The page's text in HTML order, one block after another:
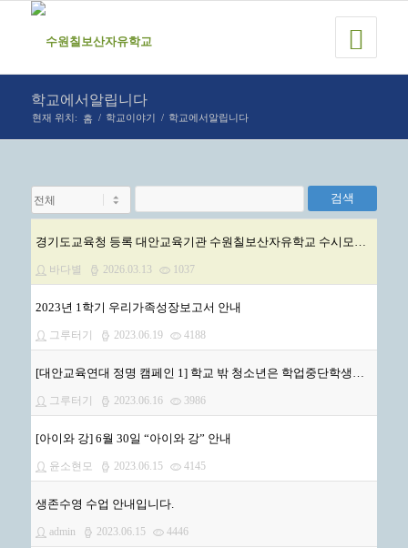
학교에서알립니다
현재 위치: 홈 / 학교이야기 / 학교에서알립니다
검색
경기도교육청 등록 대안교육기관 수원칠보산자유학교 수시모집 안내.
바다별 2026.03.13 1037
2023년 1학기 우리가족성장보고서 안내
그루터기 2023.06.19 4188
[대안교육연대 정명 캠페인 1] 학교 밖 청소년은 학업중단학생이 아니다!
그루터기 2023.06.16 3986
[아이와 강] 6월 30일 “아이와 강” 안내
윤소현모 2023.06.15 4145
생존수영 수업 안내입니다.
admin 2023.06.15 4446